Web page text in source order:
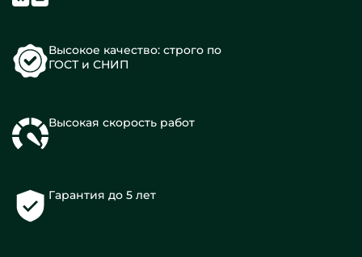
Высокое качество: строго по
ГОСТ и СНИП
Высокая скорость работ
Гарантия до 5 лет